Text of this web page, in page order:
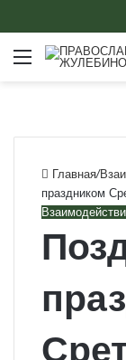
Меню
Главная/
праздником